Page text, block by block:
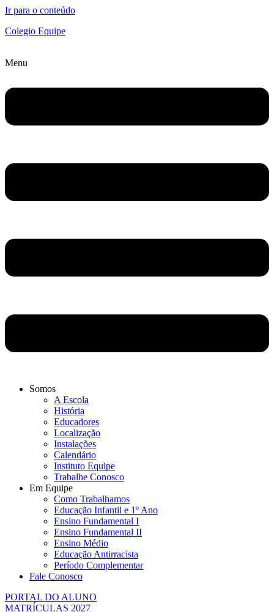
Ir para o conteúdo
Colegio Equipe
Menu
Somos
A Escola
História
Educadores
Localização
Instalações
Calendário
Instituto Equipe
Trabalhe Conosco
Em Equipe
Como Trabalhamos
Educação Infantil e 1º Ano
Ensino Fundamental I
Ensino Fundamental II
Ensino Médio
Educação Antirracista
Período Complementar
Fale Conosco
PORTAL DO ALUNO
MATRÍCULAS 2027